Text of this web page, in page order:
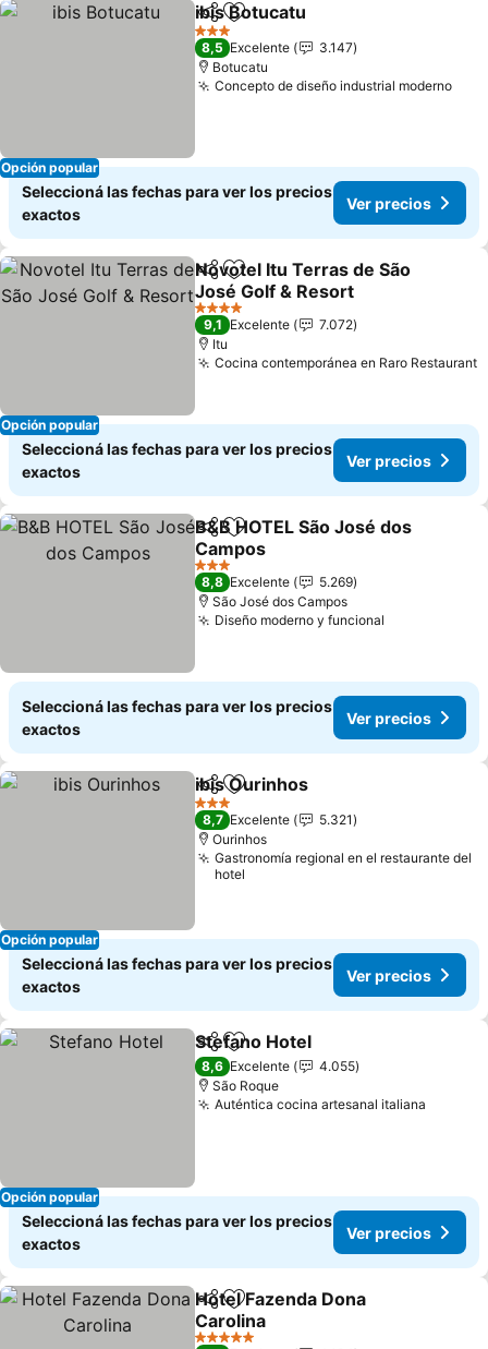
Opción popular
CompartirAñadir a favoritos
ibis Botucatu
3 Estrellas
8,5 Excelente
3.147
Botucatu
Concepto de diseño industrial modernoVer
Seleccioná las fechas para ver los precios
exactos
Ver precios
Opción popular
CompartirAñadir a favoritos
Novotel Itu Terras de São
José Golf & Resort
Ver precios
4 Estrellas
9,1 Excelente
7.072
Itu
Cocina contemporánea en Raro Restaurant
Seleccioná las fechas para ver los precios
exactos
Ver precios
CompartirAñadir a favoritos
B&B HOTEL São José dos
Campos
Ver precios
3 Estrellas
8,8 Excelente
5.269
São José dos Campos
Diseño moderno y funcional
Seleccioná las fechas para ver los precios
exactos
Ver precios
Opción popular
CompartirAñadir a favoritos
ibis Ourinhos
3 Estrellas
8,7 Excelente
5.321
Ourinhos
Gastronomía regional en el restaurante del
hotel
Seleccioná las fechas para ver los precios
exactos
Ver precios
Opción popular
CompartirAñadir a favoritos
Stefano Hotel
8,6 Excelente
4.055
São Roque
Auténtica cocina artesanal italiana
Seleccioná las fechas para ver los precios
exactos
Ver precios
CompartirAñadir a favoritos
Hotel Fazenda Dona
Carolina
Ver precios
5 Estrellas